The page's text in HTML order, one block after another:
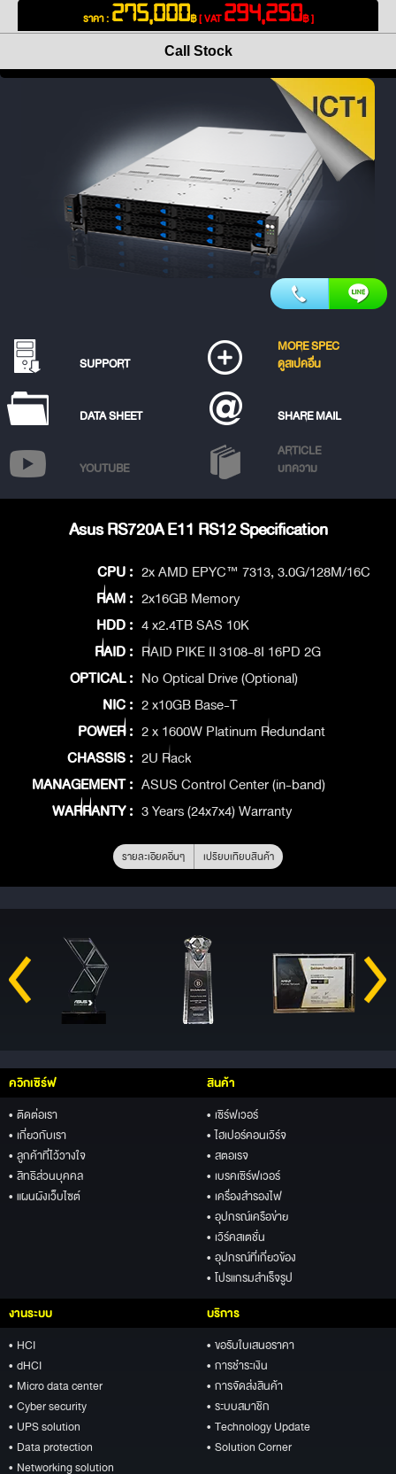
ราคา : 275,000฿[ VAT294,250฿ ]
Call Stock
SUPPORT
MORE SPEC
ดูสเปคอื่น
DATA SHEET SHARE MAIL
YOUTUBE
ARTICLE
บทความ
Asus RS720A E11 RS12 Specification
CPU : 2x AMD EPYC™ 7313, 3.0G/128M/16C
RAM : 2x16GB Memory
HDD : 4 x2.4TB SAS 10K
RAID : RAID PIKE II 3108-8I 16PD 2G
OPTICAL : No Optical Drive (Optional)
NIC : 2 x10GB Base-T
POWER : 2 x 1600W Platinum Redundant
CHASSIS : 2U Rack
MANAGEMENT : ASUS Control Center (in-band)
WARRANTY : 3 Years (24x7x4) Warranty
รายละเอียดอื่นๆ เปรียบเทียบสินค้า
ควิกเซิร์ฟ
• ติดต่อเรา
• เกี่ยวกับเรา
• ลูกค้าที่ไว้วางใจ
• สิทธิส่วนบุคคล
• แผนผังเว็บไซต์
สินค้า
• เซิร์ฟเวอร์
• ไฮเปอร์คอนเวิร์จ
• สตอเรจ
• เบรคเซิร์ฟเวอร์
• เครื่องสำรองไฟ
• อุปกรณ์เครือข่าย
• เวิร์คสเตชั่น
• อุปกรณ์ที่เกี่ยวข้อง
• โปรแกรมสำเร็จรูป
งานระบบ
• HCI
• dHCI
• Micro data center
• Cyber security
• UPS solution
• Data protection
• Networking solution
บริการ
• ขอรับใบเสนอราคา
• การชำระเงิน
• การจัดส่งสินค้า
• ระบบสมาชิก
• Technology Update
• Solution Corner